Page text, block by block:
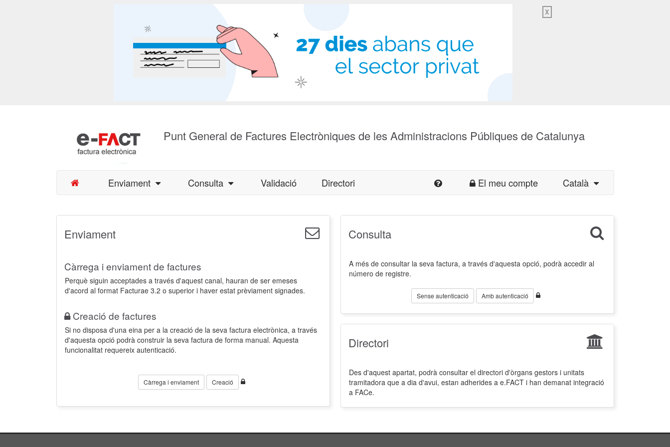
X
Punt General de Factures Electròniques de les Administracions Públiques de Catalunya
Enviament Consulta Validació Directori El meu compte Català
Enviament
Càrrega i enviament de factures
Perquè siguin acceptades a través d'aquest canal, hauran de ser emeses
d'acord al format Facturae 3.2 o superior i haver estat prèviament signades.
Creació de factures
Si no disposa d'una eina per a la creació de la seva factura electrònica, a través
d'aquesta opció podrà construir la seva factura de forma manual. Aquesta
funcionalitat requereix autenticació.
Càrrega i enviament Creació
Consulta
A més de consultar la seva factura, a través d'aquesta opció, podrà accedir al
número de registre.
Sense autenticació Amb autenticació
Directori
Des d'aquest apartat, podrà consultar el directori d'òrgans gestors i unitats
tramitadora que a dia d'avui, estan adherides a e.FACT i han demanat integració
a FACe.